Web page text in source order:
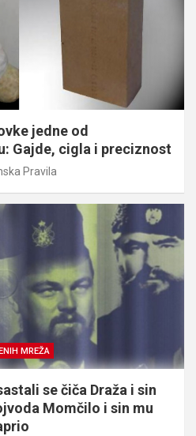
jedne od
Gajde, cigla i preciznost
Pravila
MREŽA
se čiča Draža i sin
Momčilo i sin mu